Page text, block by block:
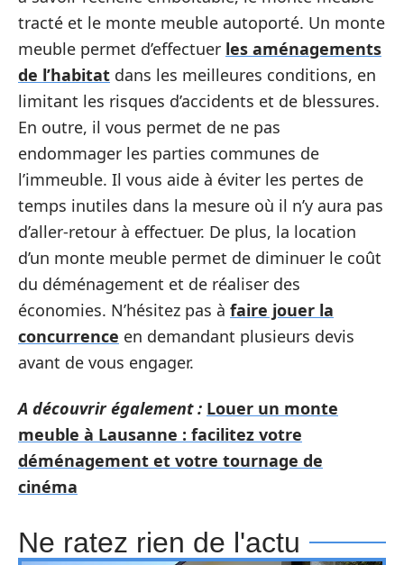
tracté et le monte meuble autoporté. Un monte
meuble permet d’effectuer les aménagements
de l’habitat dans les meilleures conditions, en
limitant les risques d’accidents et de blessures.
En outre, il vous permet de ne pas
endommager les parties communes de
l’immeuble. Il vous aide à éviter les pertes de
temps inutiles dans la mesure où il n’y aura pas
d’aller-retour à effectuer. De plus, la location
d’un monte meuble permet de diminuer le coût
du déménagement et de réaliser des
économies. N’hésitez pas à faire jouer la
concurrence en demandant plusieurs devis
avant de vous engager.
A découvrir également : Louer un monte
meuble à Lausanne : facilitez votre
déménagement et votre tournage de
cinéma
Ne ratez rien de l'actu